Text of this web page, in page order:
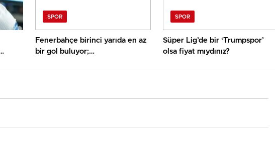
SPOR
Fenerbahçe birinci yarıda en az
bir gol buluyor;
SPOR
Süper Lig’de bir ‘Trumpspor’
olsa fiyat mıydınız?